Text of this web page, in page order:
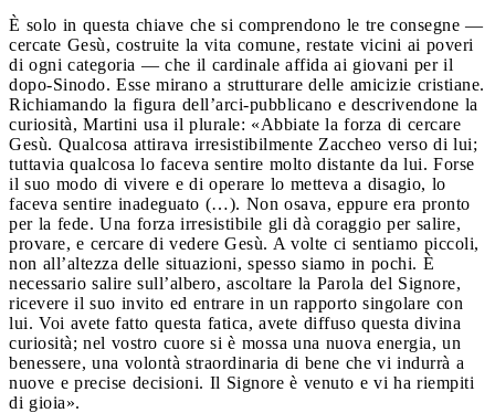
È solo in questa chiave che si comprendono le tre consegne —
cercate Gesù, costruite la vita comune, restate vicini ai poveri
di ogni categoria — che il cardinale affida ai giovani per il
dopo-Sinodo. Esse mirano a strutturare delle amicizie cristiane.
Richiamando la figura dell’arci-pubblicano e descrivendone la
curiosità, Martini usa il plurale: «Abbiate la forza di cercare
Gesù. Qualcosa attirava irresistibilmente Zaccheo verso di lui;
tuttavia qualcosa lo faceva sentire molto distante da lui. Forse
il suo modo di vivere e di operare lo metteva a disagio, lo
faceva sentire inadeguato (…). Non osava, eppure era pronto
per la fede. Una forza irresistibile gli dà coraggio per salire,
provare, e cercare di vedere Gesù. A volte ci sentiamo piccoli,
non all’altezza delle situazioni, spesso siamo in pochi. È
necessario salire sull’albero, ascoltare la Parola del Signore,
ricevere il suo invito ed entrare in un rapporto singolare con
lui. Voi avete fatto questa fatica, avete diffuso questa divina
curiosità; nel vostro cuore si è mossa una nuova energia, un
benessere, una volontà straordinaria di bene che vi indurrà a
nuove e precise decisioni. Il Signore è venuto e vi ha riempiti
di gioia».